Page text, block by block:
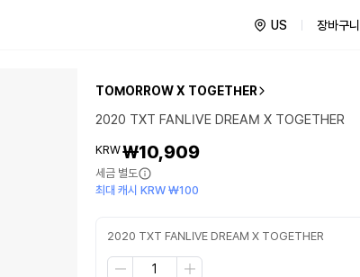
US 장바구니
TOMORROW X TOGETHER
2020 TXT FANLIVE DREAM X TOGETHER
KRW₩10,909
세금 별도
최대 캐시 KRW ₩100
2020 TXT FANLIVE DREAM X TOGETHER